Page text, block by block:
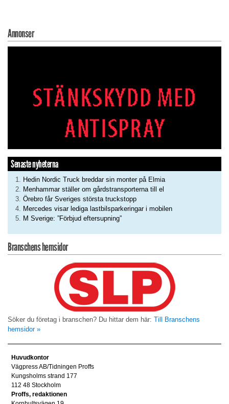
Annonser
Senaste nyheterna
Hedin Nordic Truck breddar sin monter på Elmia
Menhammar ställer om gårdstransporterna till el
Örebro får Sveriges största truckstopp
Mercedes visar lediga lastbilsparkeringar i mobilen
M Sverige: ”Förbjud eftersupning”
Branschens hemsidor
Söker du företag i branschen? Du hittar dem här: Till Branschens
hemsidor »
Huvudkontor
Vägpress AB/Tidningen Proffs
Kungsholms strand 177
112 48 Stockholm
Proffs, redaktionen